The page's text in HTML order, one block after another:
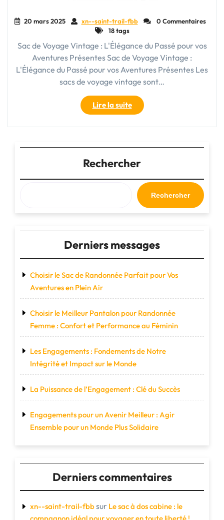
20 mars 2025 xn--saint-trail-fbb
0 Commentaires
18 tags
Sac de Voyage Vintage : L'Élégance du Passé pour vos
Aventures Présentes Sac de Voyage Vintage :
L'Élégance du Passé pour vos Aventures Présentes Les
sacs de voyage vintage sont…
Lire la suite"Élégance
intemporelle
:
Sac
de
Voyage
Vintage,
Compagnon
de
Rechercher
Rechercher
Derniers messages
Choisir le Sac de Randonnée Parfait pour Vos
Aventures en Plein Air
Choisir le Meilleur Pantalon pour Randonnée
Femme : Confort et Performance au Féminin
Les Engagements : Fondements de Notre
Intégrité et Impact sur le Monde
La Puissance de l’Engagement : Clé du Succès
Engagements pour un Avenir Meilleur : Agir
Ensemble pour un Monde Plus Solidaire
Derniers commentaires
xn--saint-trail-fbbsur Le sac à dos cabine : le